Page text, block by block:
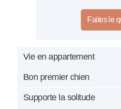
Faites le
Vie en appartement
Bon premier chien
Supporte la solitude